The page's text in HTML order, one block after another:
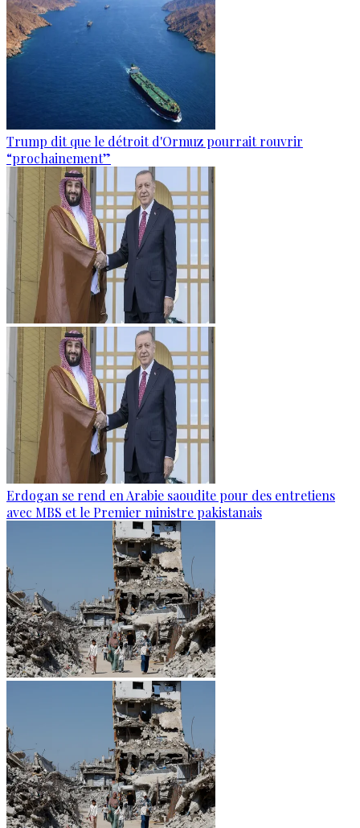
Trump dit que le détroit d'Ormuz pourrait rouvrir
“prochainement”
Erdogan se rend en Arabie saoudite pour des entretiens
avec MBS et le Premier ministre pakistanais